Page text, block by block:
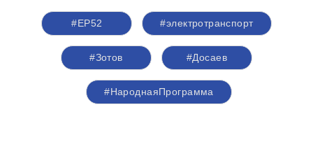
#ЕР52 #электротранспорт
#Зотов #Досаев
#НароднаяПрограмма